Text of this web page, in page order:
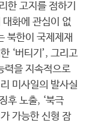
한 고지를 점하기
화에 관심이 없
북한이 국제제재
‘버티기’, 그리고
력을 지속적으로
미사일의 발사실
후 노출, ‘북극
가능한 신형 잠